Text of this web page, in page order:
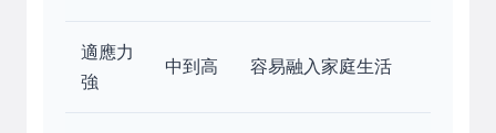
適應力
強
中到高 容易融入家庭生活